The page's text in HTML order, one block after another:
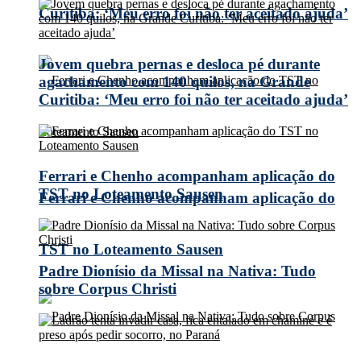
Curitiba: ‘Meu erro foi não ter aceitado ajuda’
Ferrari e Chenho acompanham aplicação do
TST no Loteamento Sausen
Jovem quebra pernas e desloca pé durante
agachamento com 140 quilos, na Grande
Curitiba: ‘Meu erro foi não ter aceitado ajuda’
Ferrari e Chenho acompanham aplicação do
TST no Loteamento Sausen
Padre Dionísio da Missal na Nativa: Tudo
sobre Corpus Christi